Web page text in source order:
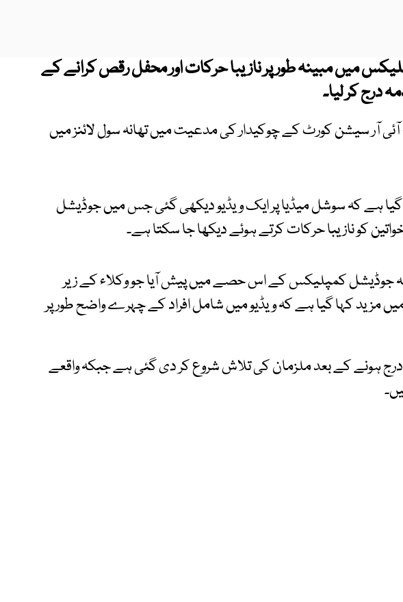
میں مبینہ طور پر نازیبا حرکات اور محفل رقص کرانے کے
درج کر لیا۔
آر سیشن کورٹ کے چوکیدار کی مدعیت میں تھانہ سول لائنز میں
ہے کہ سوشل میڈیا پر ایک ویڈیو دیکھی گئی جس میں جوڈیشل
کو نازیبا حرکات کرتے ہوئے دیکھا جا سکتا ہے۔
جوڈیشل کمپلیکس کے اس حصے میں پیش آیا جو وکلاء کے زیر
مزید کہا گیا ہے کہ ویڈیو میں شامل افراد کے چہرے واضح طور پر
ہونے کے بعد ملزمان کی تلاش شروع کر دی گئی ہے جبکہ واقعے